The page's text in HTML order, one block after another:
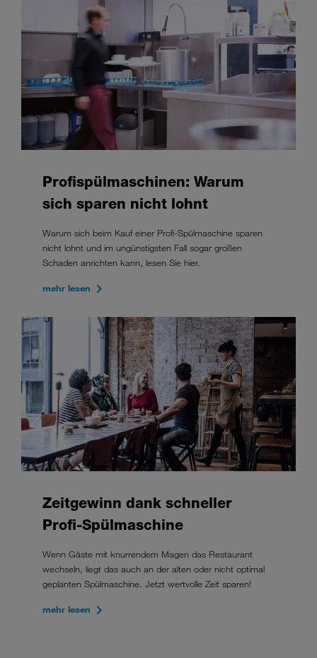
Profispülmaschinen: Warum
sich sparen nicht lohnt
Warum sich beim Kauf einer Profi-Spülmaschine sparen
nicht lohnt und im ungünstigsten Fall sogar großen
Schaden anrichten kann, lesen Sie hier.
mehr lesen
Zeitgewinn dank schneller
Profi-Spülmaschine
Wenn Gäste mit knurrendem Magen das Restaurant
wechseln, liegt das auch an der alten oder nicht optimal
geplanten Spülmaschine. Jetzt wertvolle Zeit sparen!
mehr lesen